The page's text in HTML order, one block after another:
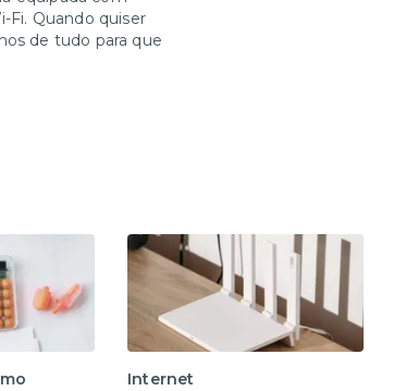
Fi. Quando quiser
de tudo para que
Internet